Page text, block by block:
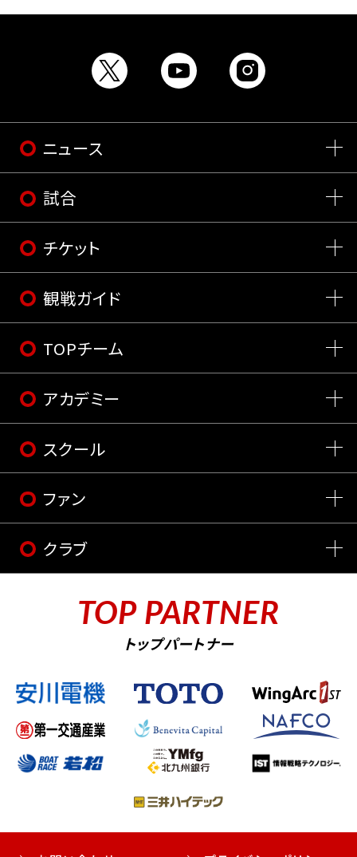
ニュース
試合
チケット
観戦ガイド
TOPチーム
アカデミー
スクール
ファン
クラブ
TOP PARTNER
トップパートナー